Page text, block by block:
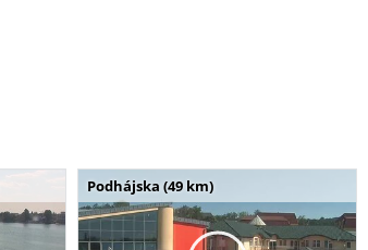
Podhájska (49 km)